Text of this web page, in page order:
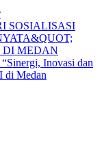
Inovasi dan
di Medan